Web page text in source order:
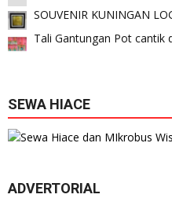
SOUVENIR KUNINGAN
Tali Gantungan Pot cantik
SEWA HIACE
ADVERTORIAL